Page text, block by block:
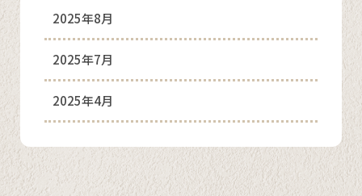
2025年8月
2025年7月
2025年4月